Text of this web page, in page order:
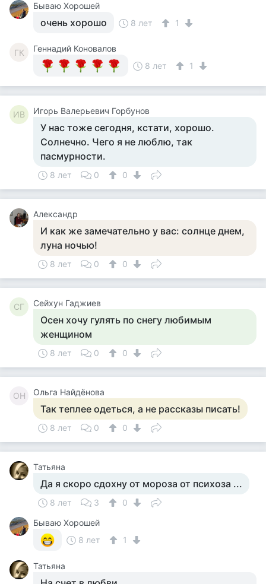
Бываю Хорошей
очень хорошо 8 лет 1
ГК
Геннадий Коновалов
8 лет
1
ИВ Игорь Валерьевич Горбунов
У нас тоже сегодня, кстати, хорошо.
Солнечно. Чего я не люблю, так
пасмурности.
8 лет 0 0
Александр
И как же замечательно у вас: солнце днем,
луна ночью!
8 лет 0 0
СГ Сейхун Гаджиев
Осен хочу гулять по снегу любимым
женщином
8 лет 0 0
ОН Ольга Найдёнова
Так теплее одеться, а не рассказы писать!
8 лет 0 0
Татьяна
Да я скоро сдохну от мороза от психоза ...
8 лет 3
0
Бываю Хорошей
8 лет
1
Татьяна